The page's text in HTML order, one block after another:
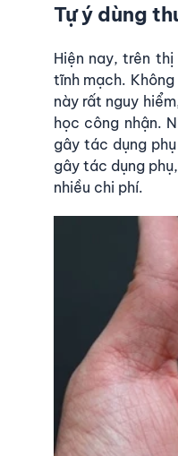
Tự ý dùng
Hiện nay, trên
tĩnh mạch.
này rất nguy
học công nhận.
gây tác dụng
gây tác dụng
nhiều chi phí.